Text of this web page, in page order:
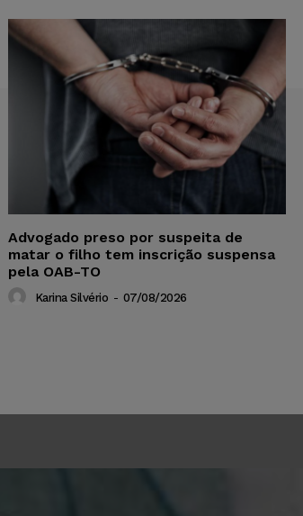
Advogado preso por suspeita de
matar o filho tem inscrição suspensa
pela OAB-TO
Karina Silvério - 07/08/2026